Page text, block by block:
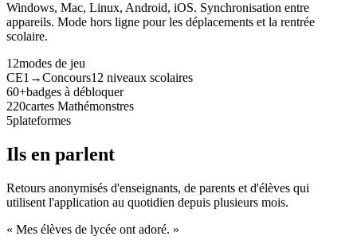
Windows, Mac, Linux, Android, iOS. Synchronisation entre
appareils. Mode hors ligne pour les déplacements et la rentrée
scolaire.
12modes de jeu
CE1→Concours12 niveaux scolaires
60+badges à débloquer
220cartes Mathémonstres
5plateformes
Ils en parlent
Retours anonymisés d'enseignants, de parents et d'élèves qui
utilisent l'application au quotidien depuis plusieurs mois.
« Mes élèves de lycée ont adoré. »